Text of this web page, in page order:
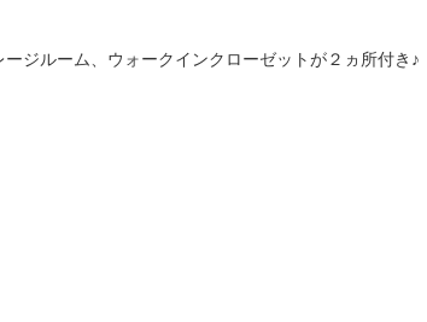
ージルーム、ウォークインクローゼットが２ヵ所付